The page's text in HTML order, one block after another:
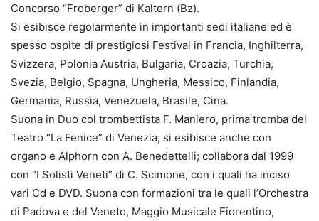
Concorso “Froberger” di Kaltern (Bz).
Si esibisce regolarmente in importanti sedi italiane ed è
spesso ospite di prestigiosi Festival in Francia, Inghilterra,
Svizzera, Polonia Austria, Bulgaria, Croazia, Turchia,
Svezia, Belgio, Spagna, Ungheria, Messico, Finlandia,
Germania, Russia, Venezuela, Brasile, Cina.
Suona in Duo col trombettista F. Maniero, prima tromba del
Teatro “La Fenice” di Venezia; si esibisce anche con
organo e Alphorn con A. Benedettelli; collabora dal 1999
con “I Solisti Veneti” di C. Scimone, con i quali ha inciso
vari Cd e DVD. Suona con formazioni tra le quali l’Orchestra
di Padova e del Veneto, Maggio Musicale Fiorentino,